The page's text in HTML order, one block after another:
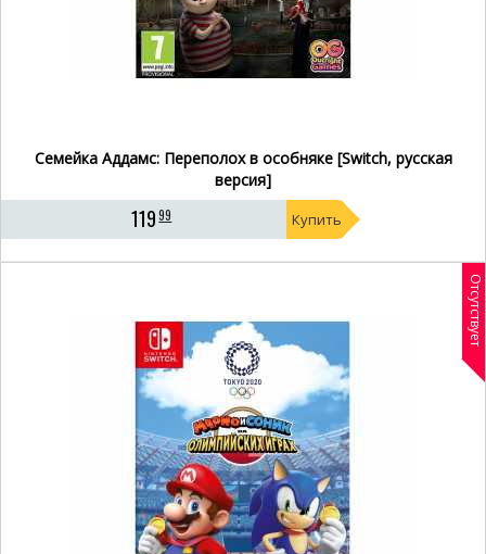
Семейка Аддамс: Переполох в особняке [Switch, русская
версия]
11999 Купить
Отсутствует